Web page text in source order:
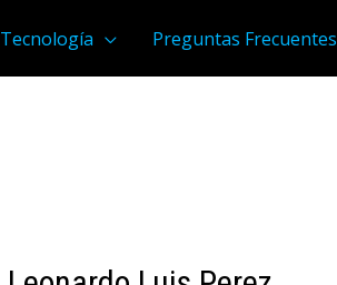
Tecnología Preguntas Frecuentes